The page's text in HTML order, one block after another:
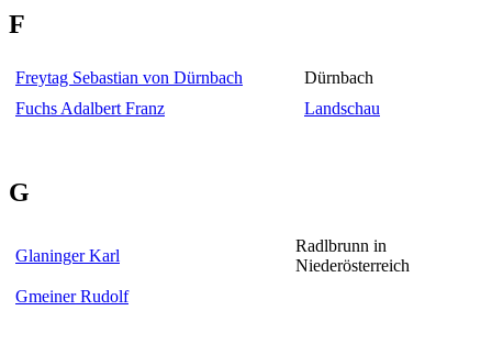
F
Freytag Sebastian von Dürnbach
Dürnbach
Fuchs Adalbert Franz
Landschau
G
Glaninger Karl
Radlbrunn in
Niederösterreich
Gmeiner Rudolf